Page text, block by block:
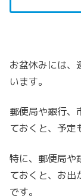
お盆休みには、
います。
郵便局や銀行、
ておくと、予定
特に、郵便局や
ておくと、お出
です。